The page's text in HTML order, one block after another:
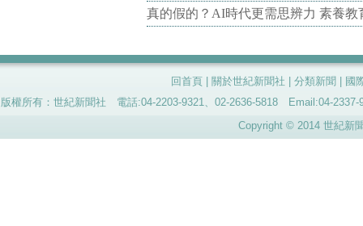
真的假的？AI時代更需思辨力 素養
回首頁 關於世紀新聞社 分類新聞
國
版權所有：世紀新聞社 電話:04-2203-9321、02-2636-5818 Email:04-
Copyright © 2014 世紀新